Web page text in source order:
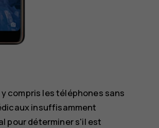
compris les téléphones sans
insuffisamment
pour déterminer s'il est